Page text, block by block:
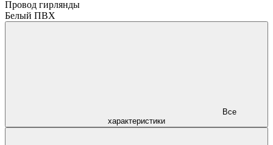
Провод гирлянды
Белый ПВХ
характеристики